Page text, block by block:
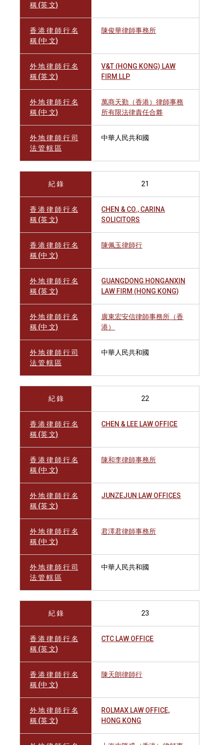
稱 (英 文)
香 港 律 師 行 名
稱 (中 文)
陳俊華律師事務所
外 地 律 師 行 名
稱 (英 文)
V&T (HONG KONG) LAW
FIRM LLP
外 地 律 師 行 名
稱 (中 文)
萬商天勤（香港）律師事務
所有限法律責任合夥
外 地 律 師 行 司
法 管 轄 區
中華人民共和國
紀 錄 21
香 港 律 師 行 名
稱 (英 文)
CHEN & CO., CARINA
SOLICITORS
香 港 律 師 行 名
稱 (中 文)
陳佩玉律師行
外 地 律 師 行 名
稱 (英 文)
GUANGDONG HONGANXIN
LAW FIRM (HONG KONG)
外 地 律 師 行 名
稱 (中 文)
廣東宏安信律師事務所（香
港）
外 地 律 師 行 司
法 管 轄 區
中華人民共和國
紀 錄 22
香 港 律 師 行 名
稱 (英 文)
CHEN & LEE LAW OFFICE
香 港 律 師 行 名
稱 (中 文)
陳和李律師事務所
外 地 律 師 行 名
稱 (英 文)
JUNZEJUN LAW OFFICES
外 地 律 師 行 名
稱 (中 文)
君澤君律師事務所
外 地 律 師 行 司
法 管 轄 區
中華人民共和國
紀 錄 23
香 港 律 師 行 名
稱 (英 文)
CTC LAW OFFICE
香 港 律 師 行 名
稱 (中 文)
陳天朗律師行
外 地 律 師 行 名
稱 (英 文)
ROLMAX LAW OFFICE,
HONG KONG